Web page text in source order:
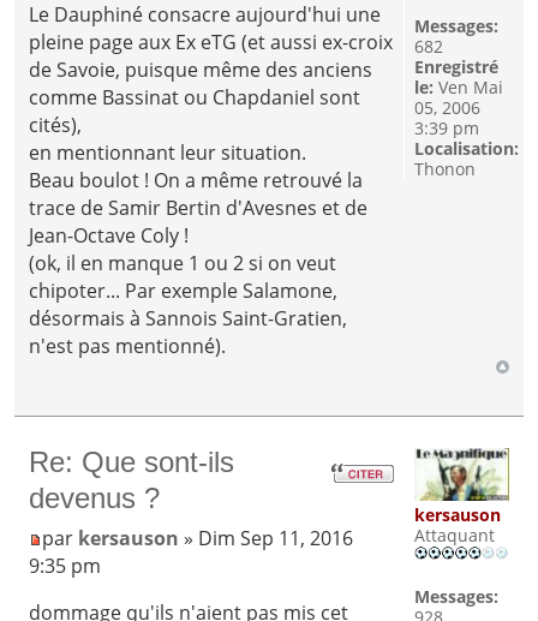
Le Dauphiné consacre aujourd'hui une
pleine page aux Ex eTG (et aussi ex-croix
de Savoie, puisque même des anciens
comme Bassinat ou Chapdaniel sont
cités),
en mentionnant leur situation.
Beau boulot ! On a même retrouvé la
trace de Samir Bertin d'Avesnes et de
Jean-Octave Coly !
(ok, il en manque 1 ou 2 si on veut
chipoter... Par exemple Salamone,
désormais à Sannois Saint-Gratien,
n'est pas mentionné).
Messages:
682
Enregistré
le: Ven Mai
05, 2006
3:39 pm
Localisation:
Thonon
Re: Que sont-ils
devenus ?
par kersauson » Dim Sep 11, 2016
9:35 pm
dommage qu'ils n'aient pas mis cet
kersauson
Attaquant
Messages: